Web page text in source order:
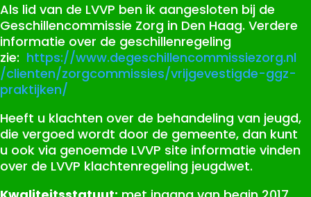
Als lid van de LVVP ben ik aangesloten bij de
Geschillencommissie Zorg in Den Haag. Verdere
informatie over de geschillenregeling
zie: https://www.degeschillencommissiezorg.nl
/clienten/zorgcommissies/vrijgevestigde-ggz-
praktijken/
Heeft u klachten over de behandeling van jeugd,
die vergoed wordt door de gemeente, dan kunt
u ook via genoemde LVVP site informatie vinden
over de LVVP klachtenregeling jeugdwet.